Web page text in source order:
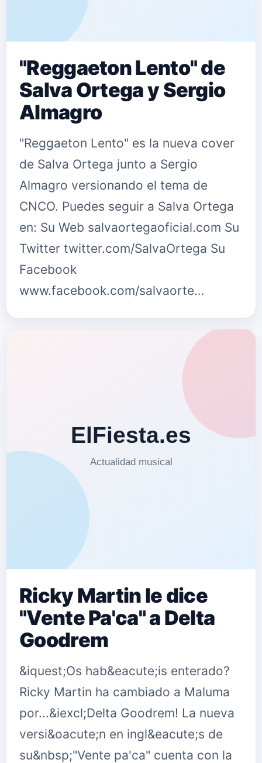
"Reggaeton Lento" de
Salva Ortega y Sergio
Almagro
"Reggaeton Lento" es la nueva cover
de Salva Ortega junto a Sergio
Almagro versionando el tema de
CNCO. Puedes seguir a Salva Ortega
en: Su Web salvaortegaoficial.com Su
Twitter twitter.com/SalvaOrtega Su
Facebook
www.facebook.com/salvaorte…
Ricky Martin le dice
"Vente Pa'ca" a Delta
Goodrem
&iquest;Os hab&eacute;is enterado?
Ricky Martin ha cambiado a Maluma
por...&iexcl;Delta Goodrem! La nueva
versi&oacute;n en ingl&eacute;s de
su&nbsp;"Vente pa'ca" cuenta con la